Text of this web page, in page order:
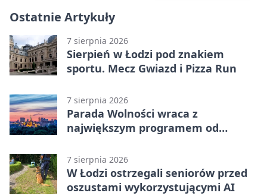
Ostatnie Artykuły
7 sierpnia 2026
Sierpień w Łodzi pod znakiem
sportu. Mecz Gwiazd i Pizza Run
7 sierpnia 2026
Parada Wolności wraca z
największym programem od
platform
7 sierpnia 2026
W Łodzi ostrzegali seniorów przed
oszustami wykorzystującymi AI